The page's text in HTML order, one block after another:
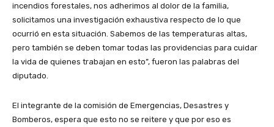
incendios forestales, nos adherimos al dolor de la familia,
solicitamos una investigación exhaustiva respecto de lo que
ocurrió en esta situación. Sabemos de las temperaturas altas,
pero también se deben tomar todas las providencias para cuidar
la vida de quienes trabajan en esto”, fueron las palabras del
diputado.
El integrante de la comisión de Emergencias, Desastres y
Bomberos, espera que esto no se reitere y que por eso es